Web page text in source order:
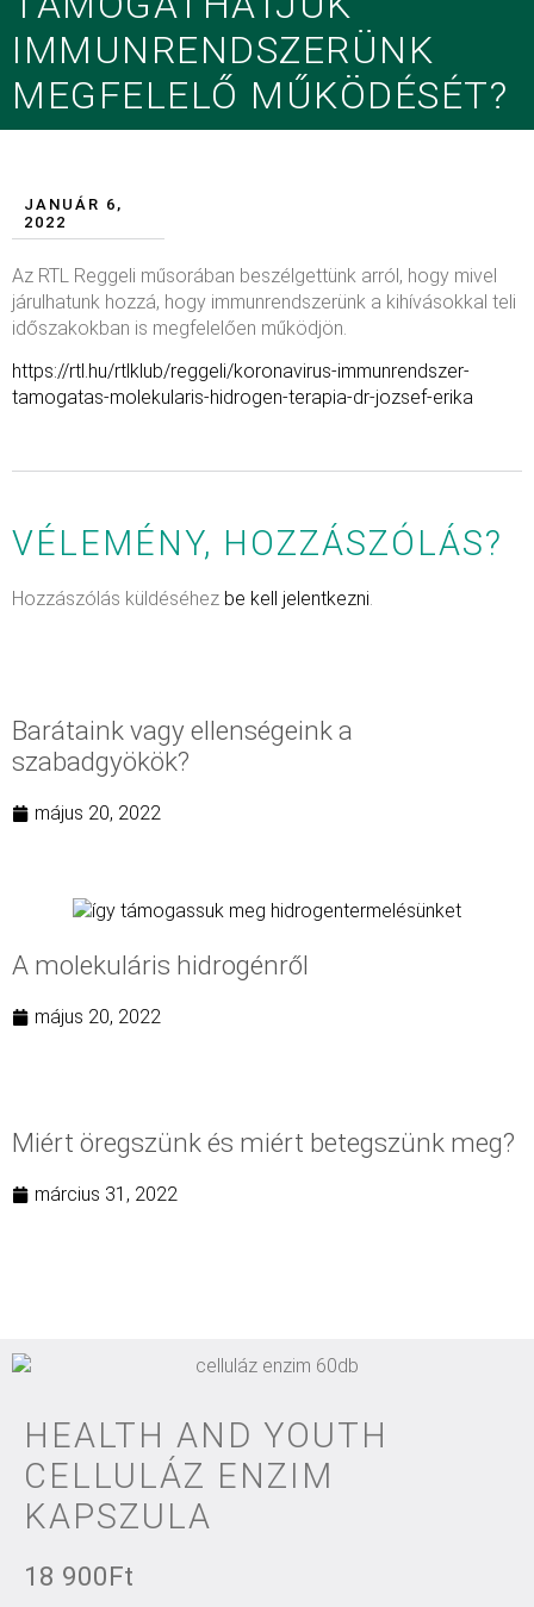
IMMUNRENDSZERÜNK
MEGFELELŐ MŰKÖDÉSÉT?
JANUÁR 6,
2022
Az RTL Reggeli műsorában beszélgettünk arról, hogy mivel
járulhatunk hozzá, hogy immunrendszerünk a kihívásokkal teli
időszakokban is megfelelően működjön.
https://rtl.hu/rtlklub/reggeli/koronavirus-immunrendszer-
tamogatas-molekularis-hidrogen-terapia-dr-jozsef-erika
VÉLEMÉNY, HOZZÁSZÓLÁS?
Hozzászólás küldéséhez be kell jelentkezni
Barátaink vagy ellenségeink a
szabadgyökök?
május 20, 2022
A molekuláris hidrogénről
május 20, 2022
Miért öregszünk és miért betegszünk meg?
március 31, 2022
HEALTH AND YOUTH
CELLULÁZ ENZIM
KAPSZULA
18 900Ft